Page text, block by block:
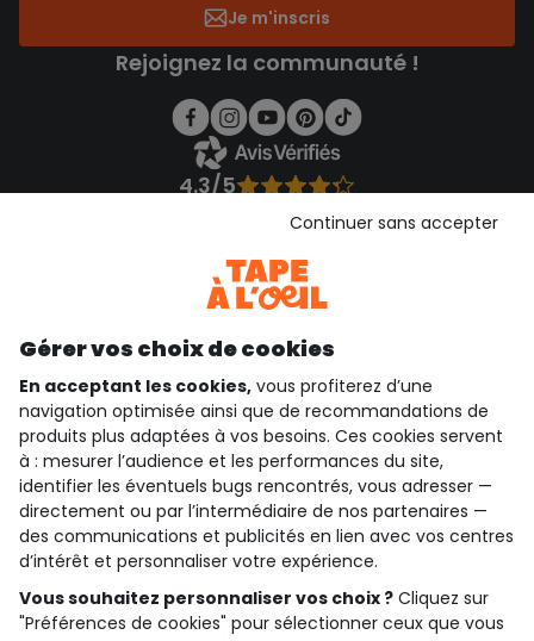
Je m'inscris
Rejoignez la communauté !
4.3/5
Voir l’attestation de confiance
Téléchargez notre application
Découvrir notre application
qui sommes-nous ?
besoin d'aide ?
le club fidélité
notre catalogue
Gérer vos choix de cookies
En acceptant les cookies, vous profiterez d’une
navigation optimisée ainsi que de recommandations de
produits plus adaptées à vos besoins. Ces cookies servent
à : mesurer l’audience et les performances du site,
identifier les éventuels bugs rencontrés, vous adresser —
directement ou par l’intermédiaire de nos partenaires —
des communications et publicités en lien avec vos centres
d’intérêt et personnaliser votre expérience.
Vous souhaitez personnaliser vos choix ? Cliquez sur
"Préférences de cookies" pour sélectionner ceux que vous
Continuer sans accepter